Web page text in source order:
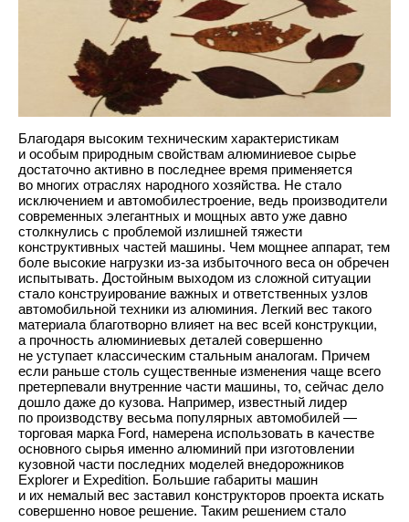
Благодаря высоким техническим характеристикам
и особым природным свойствам алюминиевое сырье
достаточно активно в последнее время применяется
во многих отраслях народного хозяйства. Не стало
исключением и автомобилестроение, ведь производители
современных элегантных и мощных авто уже давно
столкнулись с проблемой излишней тяжести
конструктивных частей машины. Чем мощнее аппарат, тем
боле высокие нагрузки из-за избыточного веса он обречен
испытывать. Достойным выходом из сложной ситуации
стало конструирование важных и ответственных узлов
автомобильной техники из алюминия. Легкий вес такого
материала благотворно влияет на вес всей конструкции,
а прочность алюминиевых деталей совершенно
не уступает классическим стальным аналогам. Причем
если раньше столь существенные изменения чаще всего
претерпевали внутренние части машины, то, сейчас дело
дошло даже до кузова. Например, известный лидер
по производству весьма популярных автомобилей —
торговая марка Ford, намерена использовать в качестве
основного сырья именно алюминий при изготовлении
кузовной части последних моделей внедорожников
Explorer и Expedition. Большие габариты машин
и их немалый вес заставил конструкторов проекта искать
совершенно новое решение. Таким решением стало